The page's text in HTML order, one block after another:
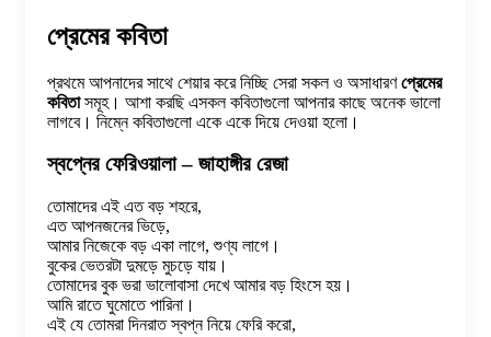
প্রেমের কবিতা
প্রথমে আপনাদের সাথে শেয়ার করে নিচ্ছি সেরা সকল ও অসাধারণপ্রেমের
কবিতাসমূহ। আশা করছি এসকল কবিতাগুলো আপনার কাছে অনেক ভালো
লাগবে। নিম্নে কবিতাগুলো একে একে দিয়ে দেওয়া হলো।
স্বপ্নের ফেরিওয়ালা – জাহাঙ্গীর রেজা
তোমাদের এই এত বড় শহরে,
এত আপনজনের ভিড়ে,
আমার নিজেকে বড় একা লাগে, শুণ্য লাগে।
বুকের ভেতরটা দুমড়ে মুচড়ে যায়।
তোমাদের বুক ভরা ভালোবাসা দেখে আমার বড় হিংসে হয়।
আমি রাতে ঘুমোতে পারিনা।
এই যে তোমরা দিনরাত স্বপ্ন নিয়ে ফেরি করো,